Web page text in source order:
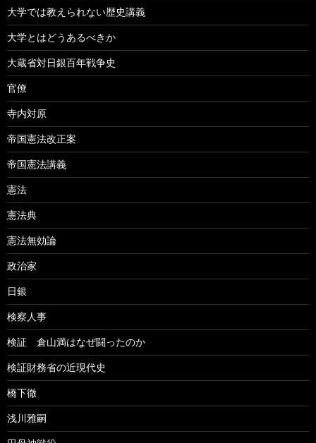
大学では教えられない歴史講義
大学とはどうあるべきか
大蔵省対日銀百年戦争史
官僚
寺内対原
帝国憲法改正案
帝国憲法講義
憲法
憲法典
憲法無効論
政治家
日銀
検察人事
検証 倉山満はなぜ闘ったのか
検証財務省の近現代史
橋下徹
浅川雅嗣